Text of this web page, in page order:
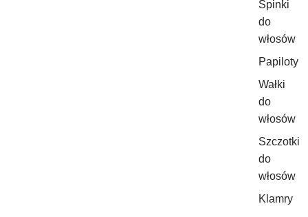
Spinki
do
włosów
Papiloty
Wałki
do
włosów
Szczotki
do
włosów
Klamry